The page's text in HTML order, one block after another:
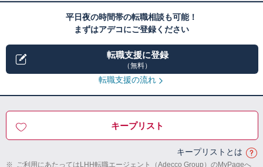
平日夜の時間帯の転職相談も可能！
まずはアデコにご登録ください
転職支援に登録
（無料）
転職支援の流れ
キープリスト
キープリストとは
※ ご利用にあたってはLHH転職エージェント（Adecco Group）のMyPageへ